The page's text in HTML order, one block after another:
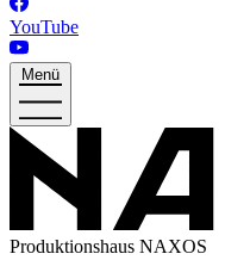
YouTube
Menü
Produktionshaus NAXOS